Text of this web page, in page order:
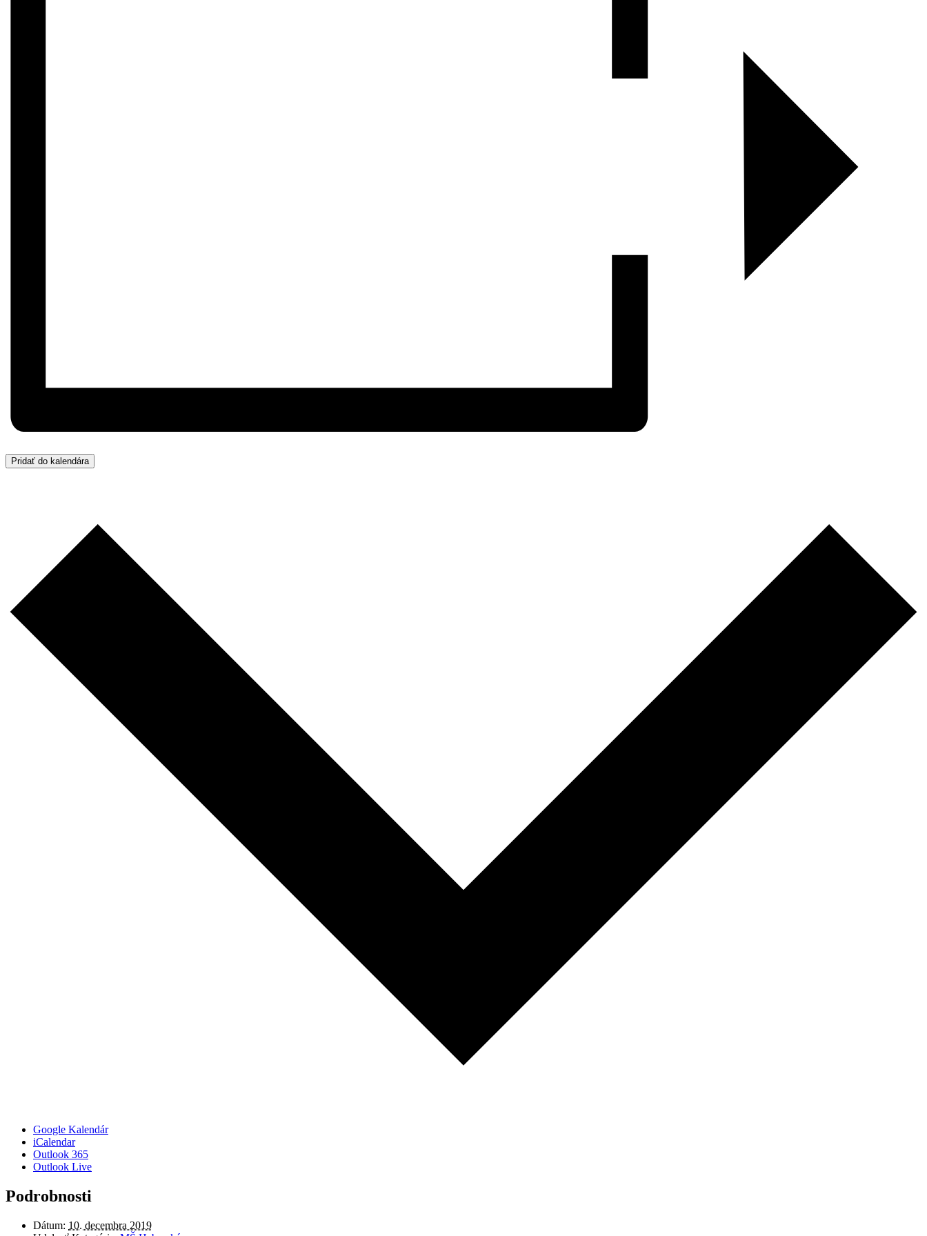
Pridať do kalendára
Google Kalendár
iCalendar
Outlook 365
Outlook Live
Podrobnosti
Dátum: 10. decembra 2019